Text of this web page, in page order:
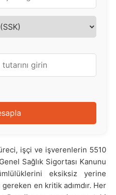
işçi ve işverenlerin 5510
Sağlık Sigortası Kanunu
eksiksiz yerine
gereken en kritik adımdır. Her